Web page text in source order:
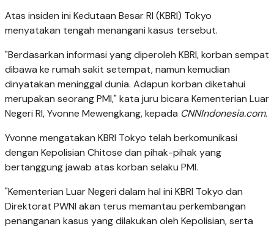
Atas insiden ini Kedutaan Besar RI (KBRI) Tokyo
menyatakan tengah menangani kasus tersebut.
"Berdasarkan informasi yang diperoleh KBRI, korban sempat
dibawa ke rumah sakit setempat, namun kemudian
dinyatakan meninggal dunia. Adapun korban diketahui
merupakan seorang PMI," kata juru bicara Kementerian Luar
Negeri RI, Yvonne Mewengkang, kepada CNNIndonesia.com.
Yvonne mengatakan KBRI Tokyo telah berkomunikasi
dengan Kepolisian Chitose dan pihak-pihak yang
bertanggung jawab atas korban selaku PMI.
"Kementerian Luar Negeri dalam hal ini KBRI Tokyo dan
Direktorat PWNI akan terus memantau perkembangan
penanganan kasus yang dilakukan oleh Kepolisian, serta